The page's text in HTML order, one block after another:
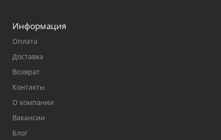
Информация
Оплата
Доставка
Возврат
Контакты
О компании
Вакансии
Блог